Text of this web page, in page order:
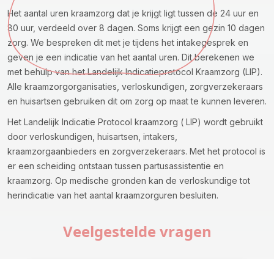
Het aantal uren kraamzorg dat je krijgt ligt tussen de 24 uur en
80 uur, verdeeld over 8 dagen. Soms krijgt een gezin 10 dagen
zorg. We bespreken dit met je tijdens het intakegesprek en
geven je een indicatie van het aantal uren. Dit berekenen we
met behulp van het Landelijk Indicatieprotocol Kraamzorg (LIP).
Alle kraamzorgorganisaties, verloskundigen, zorgverzekeraars
en huisartsen gebruiken dit om zorg op maat te kunnen leveren.
Het Landelijk Indicatie Protocol kraamzorg ( LIP) wordt gebruikt
door verloskundigen, huisartsen, intakers,
kraamzorgaanbieders en zorgverzekeraars. Met het protocol is
er een scheiding ontstaan tussen partusassistentie en
kraamzorg. Op medische gronden kan de verloskundige tot
herindicatie van het aantal kraamzorguren besluiten.
Veelgestelde vragen